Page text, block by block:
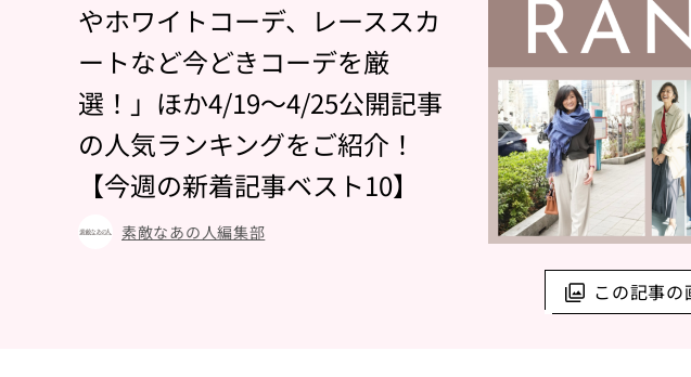
この記事の
やホワイトコーデ、レーススカ
ートなど今どきコーデを厳
選！」ほか4/19～4/25公開記事
の人気ランキングをご紹介！
【今週の新着記事ベスト10】
素敵なあの人編集部